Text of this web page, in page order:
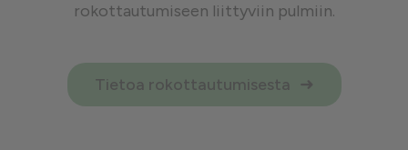
rokottautumiseen liittyviin pulmiin.
Tietoa rokottautumisesta